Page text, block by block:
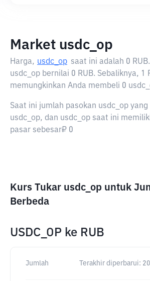
Market usdc_op
Harga, usdc_op saat ini adalah 0 RUB
usdc_op bernilai 0 RUB. Sebaliknya, 1
memungkinkan Anda membeli 0
Saat ini jumlah pasokan usdc_op
usdc_op, dan usdc_op saat ini
pasar sebesar₽ 0
Kurs Tukar usdc_op untuk
Berbeda
USDC_OP ke RUB
Jumlah Terakhir diperbarui: